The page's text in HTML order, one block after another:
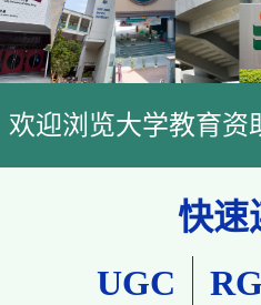
欢迎浏览大学教育资
快速
UGC